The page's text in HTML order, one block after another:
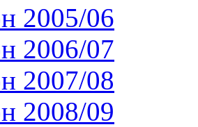
2005/06
2006/07
2007/08
2008/09